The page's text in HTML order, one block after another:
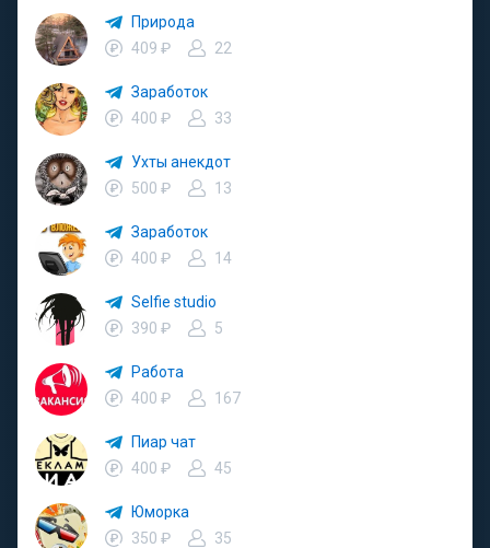
Природа
409 ₽
22
Заработок
400 ₽
33
Ухты анекдот
500 ₽
13
Заработок
400 ₽
14
Selfie studio
390 ₽
5
Работа
400 ₽
167
Пиар чат
400 ₽
45
Юморка
350 ₽
35